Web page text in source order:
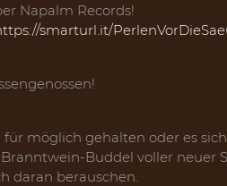
Napalm Records!
smarturl.it/
möglich gehalten oder es
Buddel voller neuer
daran berauschen.